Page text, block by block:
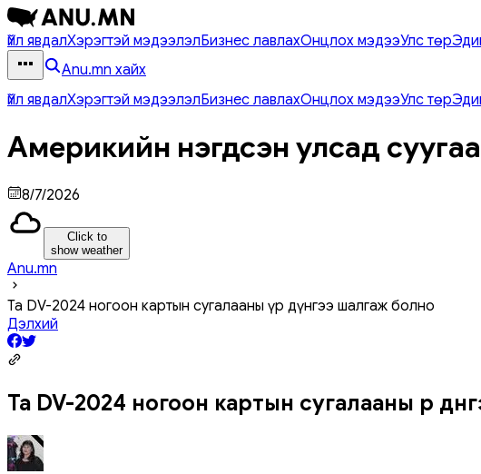
Үйл явдалХэрэгтэй мэдээлэлБизнес лавлахОнцлох мэдээУлс төр
Anu.mn хайх
Үйл явдалХэрэгтэй мэдээлэлБизнес лавлахОнцлох мэдээУлс төр
Америкийн нэгдсэн улсад
8/7/2026
Click to
show weather
Anu.mn
Та DV-2024 ногоон картын сугалааны үр дүнгээ шалгаж болно
Дэлхий
Та DV-2024 ногоон картын сугалааны үр